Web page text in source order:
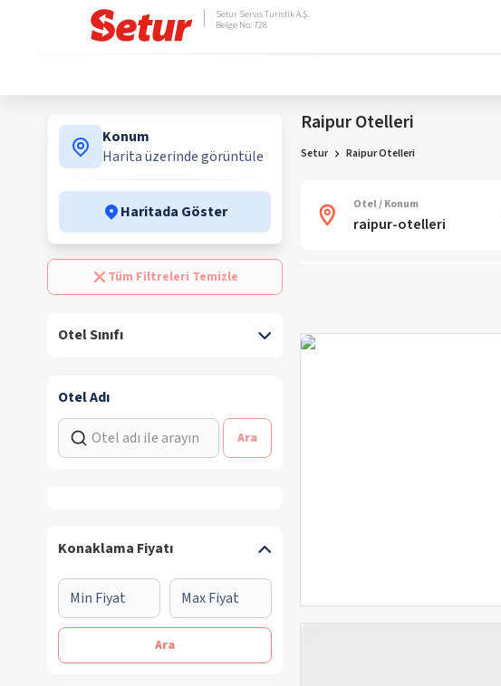
Setur Servis Turistik A.Ş.
Belge No: 728
Konum
Harita üzerinde görüntüle
Haritada Göster
Tüm Filtreleri Temizle
Otel Sınıfı
Otel Adı
Ara
Konaklama Fiyatı
Ara
Raipur Otelleri
Setur Raipur Otelleri
Otel / Konum